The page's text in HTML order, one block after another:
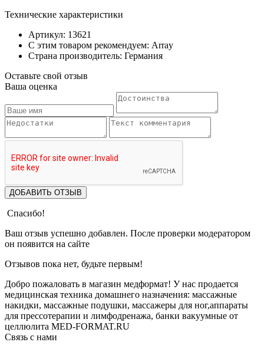
Технические характеристики
Артикул: 13621
С этим товаром рекомендуем: Array
Страна производитель: Германия
Оставьте свой отзыв
Ваша оценка
ДОБАВИТЬ ОТЗЫВ
Спасибо!
Ваш отзыв успешно добавлен. После проверки модератором
он появится на сайте
Отзывов пока нет, будьте первым!
Добро пожаловать в магазин медформат! У нас продается
медицинская техника домашнего назначения: массажные
накидки, массажные подушки, массажеры для ног,аппараты
для прессотерапии и лимфодренажа, банки вакуумные от
целлюлита MED-FORMAT.RU
Связь с нами